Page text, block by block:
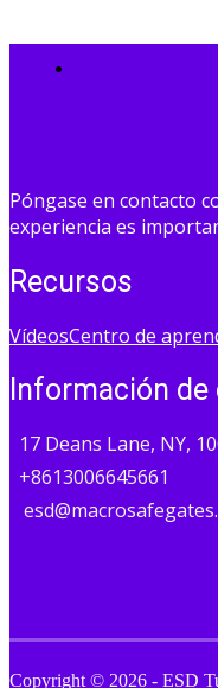
Póngase en contacto
experiencia es
Recursos
VídeosCentro de
Información
17 Deans Lane, NY,
+8613006645661
Copyright © 2026 - ESD